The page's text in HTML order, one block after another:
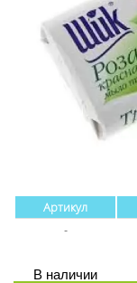
Артикул
-
В наличии